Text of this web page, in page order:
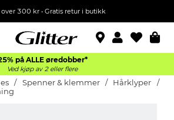
300 kr • Gratis retur i butikk
på ALLE øredobber*
Ved kjøp av 2 eller flere
Spenner & klemmer
Hårklyper